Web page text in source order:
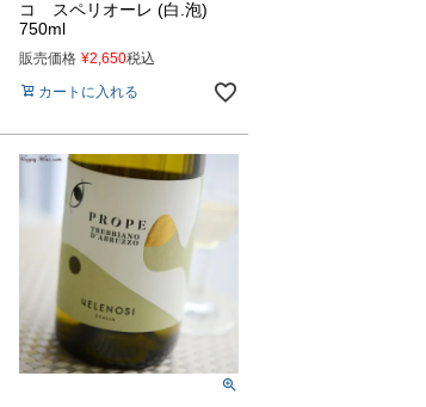
コ スペリオーレ (白.泡)
750ml
販売価格 ¥2,650税込
カートに入れる